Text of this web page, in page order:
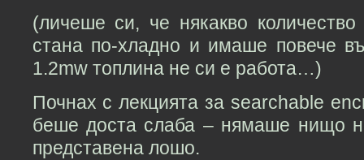
(личеше си, че някакво
стана по-хладно и имаше повече
1.2mw топлина не си е работа…)
Почнах с лекцията за searchable
беше доста слаба – нямаше нищо
представена лошо.